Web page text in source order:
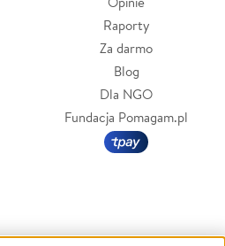
Raporty
Za darmo
Blog
Dla NGO
Fundacja Pomagam.pl